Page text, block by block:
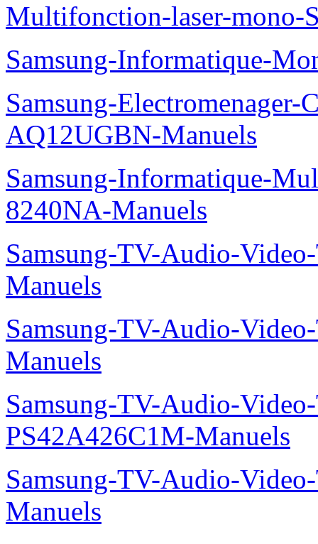
Multifonction-laser-mono-
Samsung-Informatique-
Samsung-Electromenager-
AQ12UGBN-Manuels
Samsung-Informatique-
8240NA-Manuels
Samsung-TV-Audio-
Manuels
Samsung-TV-Audio-
Manuels
Samsung-TV-Audio-
PS42A426C1M-Manuels
Samsung-TV-Audio-
Manuels